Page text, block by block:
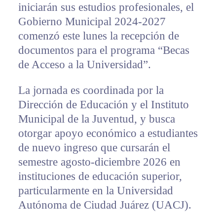
iniciarán sus estudios profesionales, el
Gobierno Municipal 2024-2027
comenzó este lunes la recepción de
documentos para el programa “Becas
de Acceso a la Universidad”.
La jornada es coordinada por la
Dirección de Educación y el Instituto
Municipal de la Juventud, y busca
otorgar apoyo económico a estudiantes
de nuevo ingreso que cursarán el
semestre agosto-diciembre 2026 en
instituciones de educación superior,
particularmente en la Universidad
Autónoma de Ciudad Juárez (UACJ).